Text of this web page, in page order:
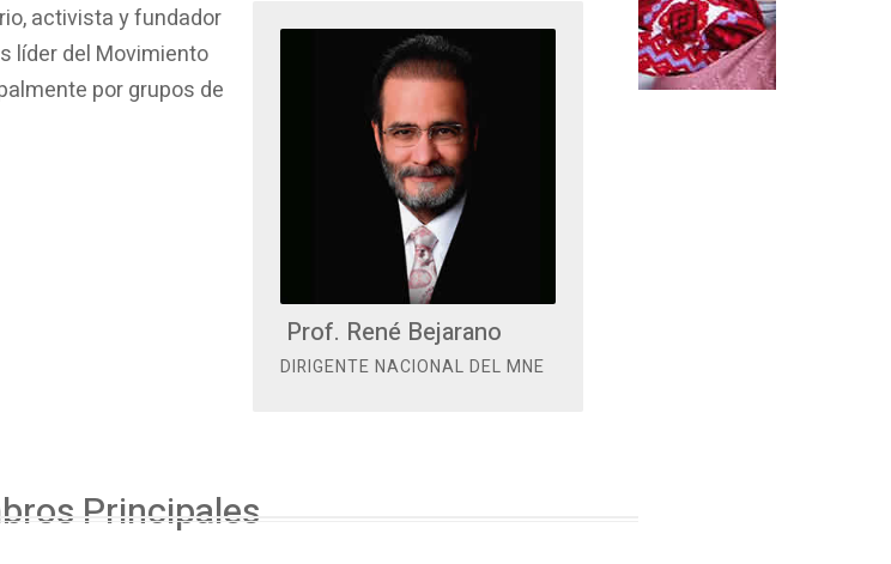
Prof. René Bejarano
DIRIGENTE NACIONAL DEL MNE
activista y fundador
líder del Movimiento
por grupos de
Principales